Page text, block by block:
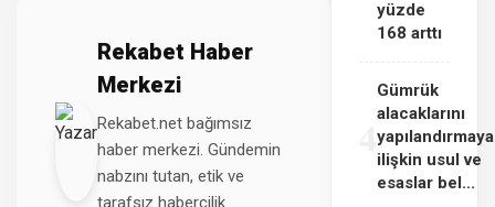
Rekabet Haber
Merkezi
Rekabet.net bağımsız
haber merkezi. Gündemin
nabzını tutan, etik ve
tarafsız habercilik
yüzde
168 arttı
4
Gümrük
alacaklarını
yapılandırmaya
ilişkin usul ve
esaslar bel...